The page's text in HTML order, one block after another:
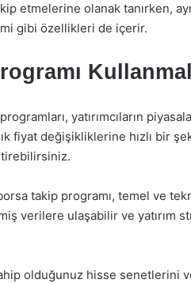
etmelerine olanak tanırken,
gibi özellikleri de içerir.
yatırımcıların
fiyat değişikliklerine hızlı bir
takip programı, temel ve
verilere ulaşabilir ve yatırım
olduğunuz hisse senetlerini